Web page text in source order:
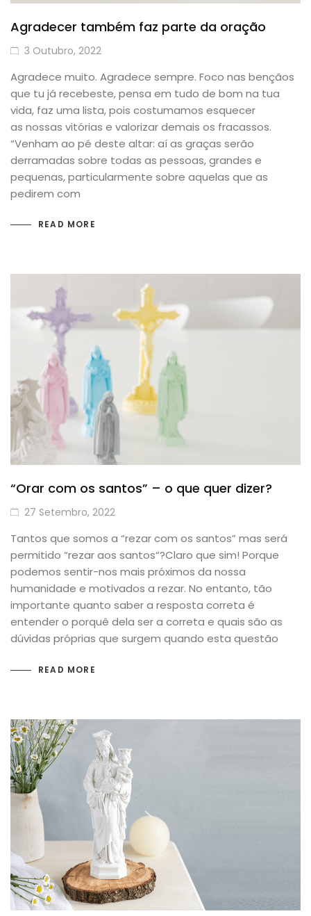
Agradecer também faz parte da oração
3 Outubro, 2022
Agradece muito. Agradece sempre. Foco nas bençãos
que tu já recebeste, pensa em tudo de bom na tua
vida, faz uma lista, pois costumamos esquecer
as nossas vitórias e valorizar demais os fracassos.
“Venham ao pé deste altar: aí as graças serão
derramadas sobre todas as pessoas, grandes e
pequenas, particularmente sobre aquelas que as
pedirem com
READ MORE
“Orar com os santos” – o que quer dizer?
27 Setembro, 2022
Tantos que somos a “rezar com os santos” mas será
permitido “rezar aos santos“?Claro que sim! Porque
podemos sentir-nos mais próximos da nossa
humanidade e motivados a rezar. No entanto, tão
importante quanto saber a resposta correta é
entender o porquê dela ser a correta e quais são as
dúvidas próprias que surgem quando esta questão
READ MORE